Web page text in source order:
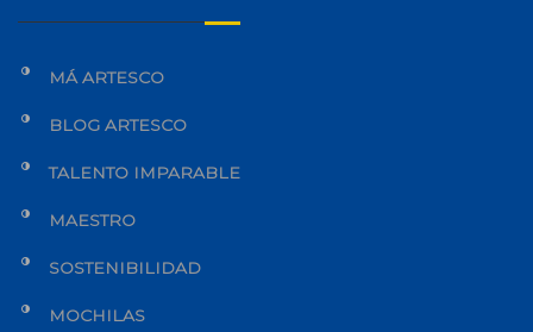
MÁ ARTESCO
BLOG ARTESCO
TALENTO IMPARABLE
MAESTRO
SOSTENIBILIDAD
MOCHILAS